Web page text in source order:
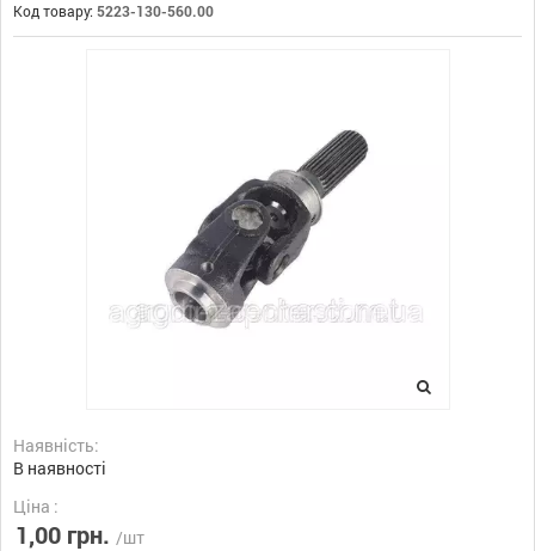
Код товару: 5223-130-560.00
Наявність:
В наявності
Ціна :
1,00 грн. /шт